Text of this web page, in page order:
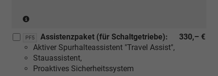
DSG-
Getriebe)
PF5 330,– €
Assistenzpaket (für Schaltgetriebe):
Aktiver Spurhalteassistent "Travel Assist",
Stauassistent,
Proaktives Sicherheitssystem